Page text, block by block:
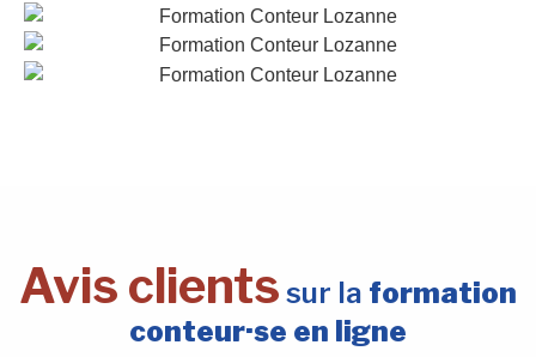
Avis clients sur la formation
conteur·se en ligne